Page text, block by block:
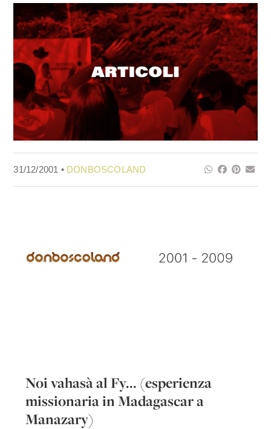
31/12/2001 • DONBOSCOLAND
Noi vahasà al Fy... (esperienza
missionaria in Madagascar a
Manazary)